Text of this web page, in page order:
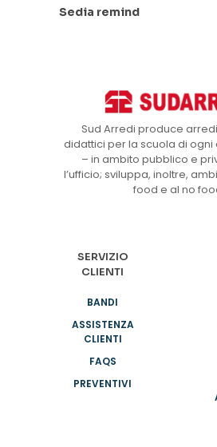
Sedia remind
Sud Arredi produce
didattici per la scuola di
– in ambito pubblico e
l’ufficio; sviluppa, inoltre,
food e al no
SERVIZIO
CLIENTI
BANDI
ASSISTENZA
CLIENTI
FAQS
PREVENTIVI